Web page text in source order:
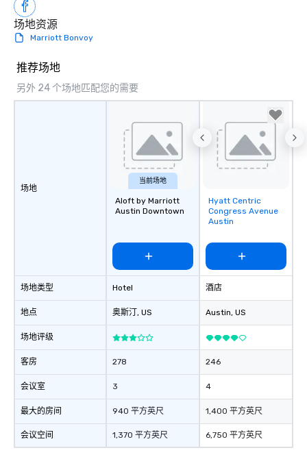
场地资源
Marriott Bonvoy
推荐场地
另外 24 个场地匹配您的需要
场地
场地类型
地点
场地评级
客房
会议室
最大的房间
会议空间
当前场地
Aloft by Marriott
Austin Downtown
Hotel
奥斯汀 , US
278
3
940 平方英尺
1,370 平方英尺
Removed from
favorites
Hyatt Centric
Congress Avenue
Austin
酒店
Austin, US
246
4
1,400 平方英尺
6,750 平方英尺